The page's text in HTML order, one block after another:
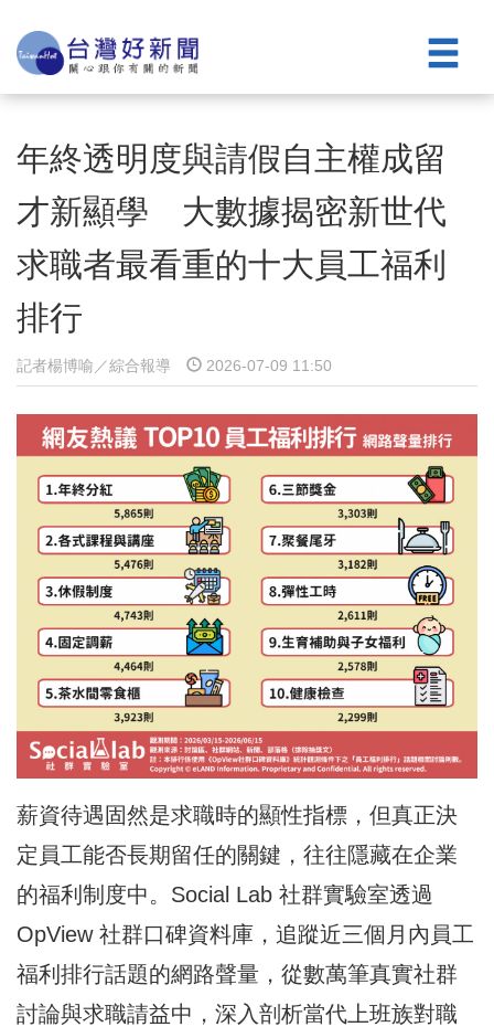
年終透明度與請假自主權成留
才新顯學 大數據揭密新世代
求職者最看重的十大員工福利
排行
記者楊博喻／綜合報導 2026-07-09 11:50
薪資待遇固然是求職時的顯性指標，但真正決
定員工能否長期留任的關鍵，往往隱藏在企業
的福利制度中。Social Lab 社群實驗室透過
OpView 社群口碑資料庫，追蹤近三個月內員工
福利排行話題的網路聲量，從數萬筆真實社群
討論與求職請益中，深入剖析當代上班族對職